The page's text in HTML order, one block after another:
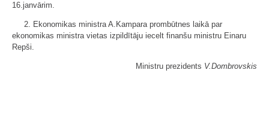
16.janvārim.
2. Ekonomikas ministra A.Kampara prombūtnes laikā par
ekonomikas ministra vietas izpildītāju iecelt finanšu ministru Einaru
Repši.
Ministru prezidents V.Dombrovskis